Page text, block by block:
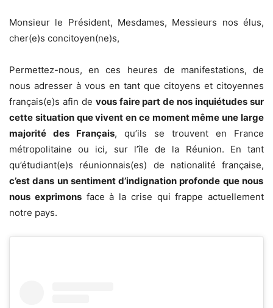
Monsieur le Président, Mesdames, Messieurs nos élus,
cher(e)s concitoyen(ne)s,
Permettez-nous, en ces heures de manifestations, de
nous adresser à vous en tant que citoyens et citoyennes
français(e)s afin de vous faire part de nos inquiétudes sur
cette situation que vivent en ce moment même une large
majorité des Français, qu’ils se trouvent en France
métropolitaine ou ici, sur l’île de la Réunion. En tant
qu’étudiant(e)s réunionnais(es) de nationalité française,
c’est dans un sentiment d’indignation profonde que nous
nous exprimonsface à la crise qui frappe actuellement
notre pays.